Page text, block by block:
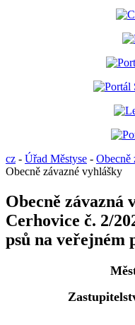
cz - Úřad Městyse - Obecně
Obecně závazné vyhlášky
Obecně závazná
Cerhovice č. 2/
psů na veřejném